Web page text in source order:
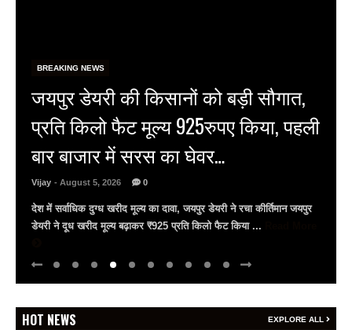
BREAKING NEWS
फेफड़ों के कैंसर की समय पर पहचान ही
बचा सकती है जान, उदयपुर में विशेष सत्र
आयोजित
Vijay - August 5, 2026 0
गीतांजलि मेडिकल कॉलेज में विशेषज्ञों ने दी आधुनिक सर्जरी की जानकारी
गीतांजलि मेडिकल कॉलेज एंड हॉस्पिटल में फेफड़ों के कैंसर पर जागरूकता सत्र
HOT NEWS EXPLORE ALL